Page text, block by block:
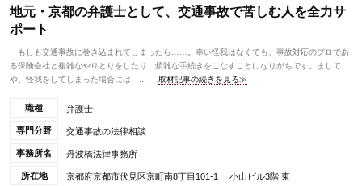
地元・京都の弁護士として、交通事故で苦しむ人を全力サ
ポート
もしも交通事故に巻き込まれてしまったら……。幸い怪我はなくても、事故対応のプロであ
る保険会社と複雑なやりとりをしたり、煩雑な手続きをこなすことになりがちです。まして
や、怪我をしてしまった場合には、...
取材記事の続きを見る≫
職種 弁護士
専門分野 交通事故の法律相談
事務所名 丹波橋法律事務所
所在地 京都府京都市伏見区京町南8丁目101-1 小山ビル3階 東